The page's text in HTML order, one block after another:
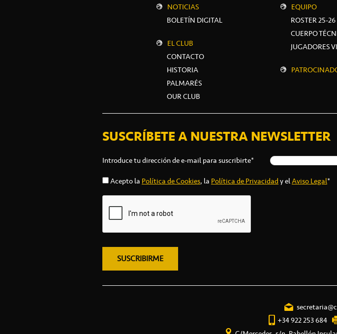
NOTICIAS
BOLETÍN DIGITAL
EL CLUB
CONTACTO
HISTORIA
PALMARÉS
OUR CLUB
EQUIPO
ROSTER 25-26
CUERPO
JUGADORES
SUSCRÍBETE A NUESTRA NEWSLETTER
Introduce tu dirección de e-mail para suscribirte*
Acepto la Política de Cookies, la Política de Privacidady elAviso Legal*
+34 922 253 684